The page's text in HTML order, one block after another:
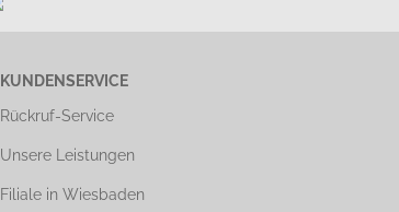
KUNDENSERVICE
Rückruf-Service
Unsere Leistungen
Filiale in Wiesbaden